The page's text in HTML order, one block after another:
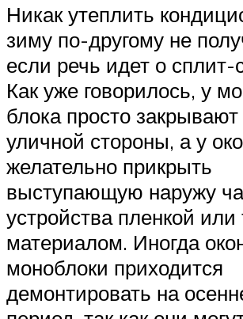
Никак утеплить
зиму по-другому не
если речь идет о сплит-
Как уже говорилось, у
блока просто закрывают
уличной стороны, а у
желательно прикрыть
выступающую наружу
устройства пленкой
материалом. Иногда
моноблоки приходится
демонтировать на